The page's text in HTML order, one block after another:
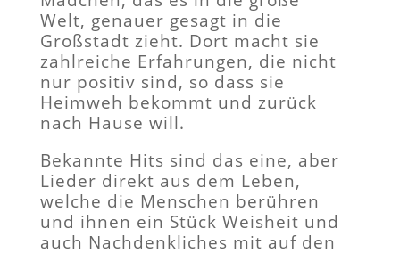
Welt, genauer gesagt in die
Großstadt zieht. Dort macht sie
zahlreiche Erfahrungen, die nicht
nur positiv sind, so dass sie
Heimweh bekommt und zurück
nach Hause will.
Bekannte Hits sind das eine, aber
Lieder direkt aus dem Leben,
welche die Menschen berühren
und ihnen ein Stück Weisheit und
auch Nachdenkliches mit auf den